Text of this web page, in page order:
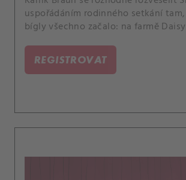
uspořádáním rodinného setkání
bígly všechno začalo: na farmě
REGISTROVAT